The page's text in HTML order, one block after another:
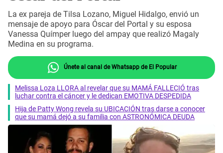
La ex pareja de Tilsa Lozano, Miguel Hidalgo, envió un
mensaje de apoyo para Óscar del Portal y su esposa
Vanessa Químper luego del ampay que realizó Magaly
Medina en su programa.
Únete al canal de Whatsapp de El Popular
Melissa Loza LLORA al revelar que su MAMÁ FALLECIÓ tras
luchar contra el cáncer y le dedican EMOTIVA DESPEDIDA
Hija de Patty Wong revela su UBICACIÓN tras darse a conocer
que su mamá dejó a su familia con ASTRONÓMICA DEUDA